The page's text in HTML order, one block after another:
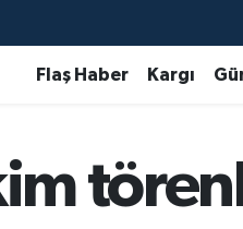
Flaş Haber Kargı